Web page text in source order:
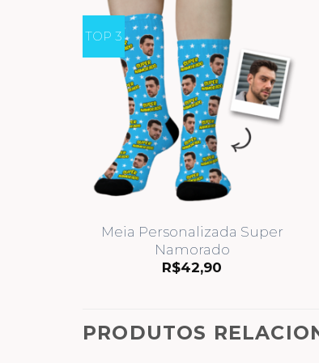
TOP 3
Meia Personalizada Super
Namorado
R$42,90
PRODUTOS